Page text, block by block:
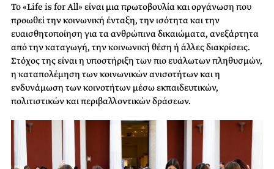
Το «Life is for All» είναι μια πρωτοβουλία και οργάνωση που
προωθεί την κοινωνική ένταξη, την ισότητα και την
ευαισθητοποίηση για τα ανθρώπινα δικαιώματα, ανεξάρτητα
από την καταγωγή, την κοινωνική θέση ή άλλες διακρίσεις.
Στόχος της είναι η υποστήριξη των πιο ευάλωτων πληθυσμών,
η καταπολέμηση των κοινωνικών ανισοτήτων και η
ενδυνάμωση των κοινοτήτων μέσω εκπαιδευτικών,
πολιτιστικών και περιβαλλοντικών δράσεων.